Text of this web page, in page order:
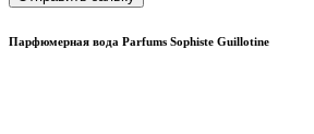
Парфюмерная вода Parfums Sophiste Guillotine